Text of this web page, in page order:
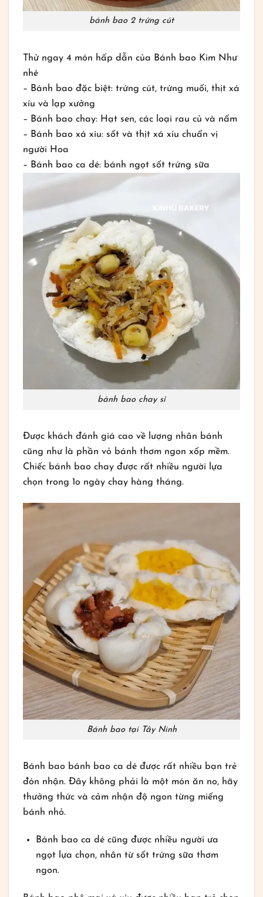
bánh bao 2 trứng cút
Thử ngay 4 món hấp dẫn của Bánh bao Kim Như
nhé
– Bánh bao đặc biệt: trứng cút, trứng muối, thịt xá
xíu và lạp xưởng
– Bánh bao chay: Hạt sen, các loại rau củ và nấm
– Bánh bao xá xíu: sốt và thịt xá xíu chuẩn vị
người Hoa
– Bánh bao ca dé: bánh ngọt sốt trứng sữa
bánh bao chay sỉ
Được khách đánh giá cao về lượng nhân bánh
cũng như là phần vỏ bánh thơm ngon xốp mềm.
Chiếc bánh bao chay được rất nhiều người lựa
chọn trong 1o ngày chay hàng tháng.
Bánh bao tại Tây Ninh
Bánh bao bánh bao ca dé được rất nhiều bạn trẻ
đón nhận. Đây không phải là một món ăn no, hãy
thưởng thức và cảm nhận độ ngon từng miếng
bánh nhỏ.
Bánh bao ca dé cũng được nhiều người ưa
ngọt lựa chọn, nhân từ sốt trứng sữa thơm
ngon.